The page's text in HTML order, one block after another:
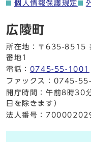
個人情報保護規定
広陵町
所在地：〒635-8515
番地1
電話： 0745-55-1001
ファックス：0745-
開庁時間：午前8時30
日を除きます）
法人番号：